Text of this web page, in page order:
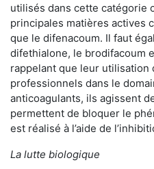
utilisés dans cette catégorie
principales matières actives
que le difenacoum. Il faut
difethialone, le brodifacoum
rappelant que leur utilisation
professionnels dans le
anticoagulants, ils agissent
permettent de bloquer le
est réalisé à l’aide de
La lutte biologique